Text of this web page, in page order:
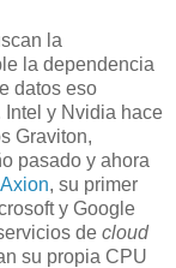
la
la dependencia
datos eso
Intel y Nvidia hace
Graviton,
pasado y ahora
, su primer
y Google
de cloud
su propia CPU